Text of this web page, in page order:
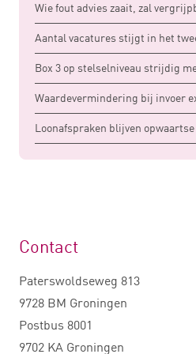
Wie fout advies zaait, zal
Aantal vacatures stijgt in het
Box 3 op stelselniveau strijdig
Waardevermindering bij invoer
Loonafspraken blijven
Contact
Paterswoldseweg 813
9728 BM Groningen
Postbus 8001
9702 KA Groningen